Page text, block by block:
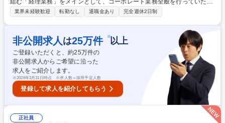
組む「経理業務」をメインとして、コーポレート業務全般を行っていただ
きます。社長や他部門メンバーと積極的にコミュニケーションを取り、
る経理：経営の明日を支えるファイナンスのもととなる各種明細等のデー
タ管理、更新、分析、報告など ■契約書面などの更新、管理：各種契約書
への対応など ■そのほかコーポレートサポート：社外からの問合せ、面談
対応など 経理財務業務をメインとしつつ、一部コーポレート業務（メディ
アや取引先など対応、人事採用面談対応など）もお任せいたします。 募集
職種 【経理・財務】働く女性の「ウェルネス」を支えるベンチャー/裁量
が大きい仕事
業界未経験歓迎 転勤なし 退職金あり 完全週休2日制
非公開求人 は25万件 ※以上
ご登録いただくと、約25万件の
非公開求人からご希望に沿った
求人をご紹介します。
※2026年3月31日時点 ※求人数＝採用予定人数
登録して求人を紹介してもらう
正社員